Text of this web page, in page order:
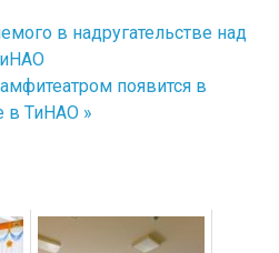
в надругательстве над
появится в
в ТиНАО »